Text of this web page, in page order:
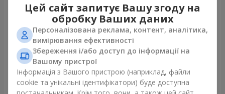
Букет "Хрещатик"
3 799 грн
Букет "Ми та літо"
1 510 грн
Цей сайт запитує Вашу згоду на
обробку Ваших даних
Персоналізована реклама, контент, аналітика,
вимірювання ефективності
Збереження і/або доступ до інформації на
Вашому пристрої
Інформація з Вашого пристрою (наприклад, файли
cookie та унікальні ідентифікатори) буде доступна